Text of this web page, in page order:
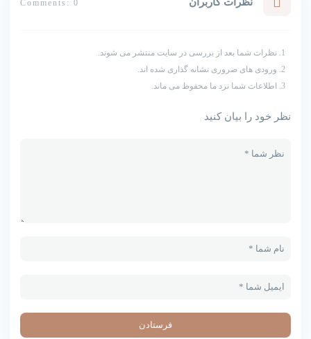
Comments: 0
نظرات شما بعد از بررسی در سایت منتشر می شوند.
ورودی های ضروری نشانه گذاری شده اند.
اطلاعات شما نزد ما محفوظ می ماند.
نظر خود را بیان کنید